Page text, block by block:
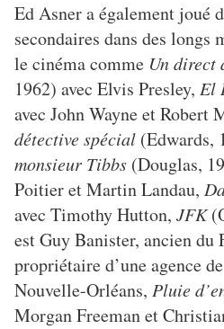
Ed Asner a également joué
secondaires dans des longs
le cinéma comme Un direct
1962) avec Elvis Presley, El
avec John Wayne et Robert
détective spécial (Edwards,
monsieur Tibbs (Douglas,
Poitier et Martin Landau,
avec Timothy Hutton, JFK
est Guy Banister, ancien
propriétaire d’une agence
Nouvelle-Orléans, Pluie
Morgan Freeman et